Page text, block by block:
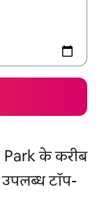
के करीब
उपलब्ध टॉप-